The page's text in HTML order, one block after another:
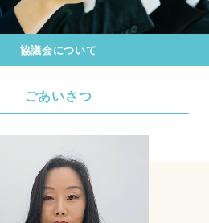
協議会について
ごあいさつ